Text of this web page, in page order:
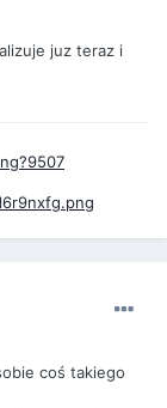
juz teraz i
coś takiego